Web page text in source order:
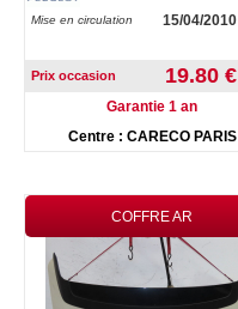
Mise en circulation 15/04/2010
Prix occasion 19.80 €
Garantie 1 an
Centre : CARECO PARIS
COFFRE AR